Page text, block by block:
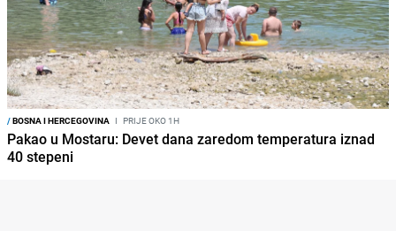
/BOSNA I HERCEGOVINA I PRIJE OKO 1H
Pakao u Mostaru: Devet dana zaredom temperatura iznad
40 stepeni